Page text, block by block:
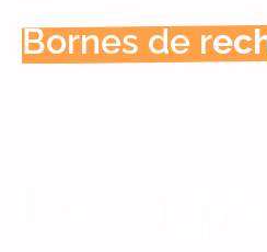
Bornes de r